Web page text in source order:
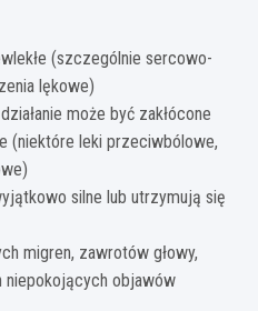
(szczególnie sercowo-
lękowe)
może być zakłócone
(niektóre leki przeciwbólowe,
silne lub utrzymują się
migren, zawrotów głowy,
niepokojących objawów